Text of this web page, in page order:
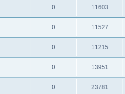
0 11603
0 11527
0 11215
0 13951
0 23781